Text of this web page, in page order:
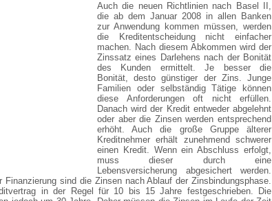
Auch die neuen Richtlinien nach Basel II,
die ab dem Januar 2008 in allen Banken
zur Anwendung kommen müssen, werden
die Kreditentscheidung nicht einfacher
machen. Nach diesem Abkommen wird der
Zinssatz eines Darlehens nach der Bonität
des Kunden ermittelt. Je besser die
Bonität, desto günstiger der Zins. Junge
Familien oder selbständig Tätige können
diese Anforderungen oft nicht erfüllen.
Danach wird der Kredit entweder abgelehnt
oder aber die Zinsen werden entsprechend
erhöht. Auch die große Gruppe älterer
Kreditnehmer erhält zunehmend schwerer
einen Kredit. Wenn ein Abschluss erfolgt,
muss dieser durch eine
Lebensversicherung abgesichert werden.
Finanzierung sind die Zinsen nach Ablauf der Zinsbindungsphase.
in der Regel für 10 bis 15 Jahre festgeschrieben. Die